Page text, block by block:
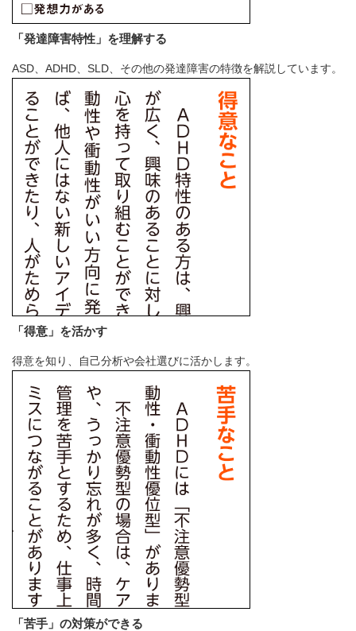
「発達障害特性」を理解する
ASD、ADHD、SLD、その他の発達障害の特徴を解説しています。
「得意」を活かす
得意を知り、自己分析や会社選びに活かします。
「苦手」の対策ができる